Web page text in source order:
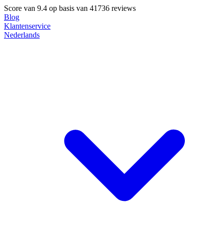
Score van 9.4 op basis van 41736 reviews
Blog
Klantenservice
Nederlands